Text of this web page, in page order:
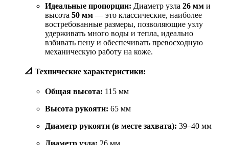
Идеальные пропорции: Диаметр узла 26 мм и
высота 50 мм — это классические, наиболее
востребованные размеры, позволяющие узлу
удерживать много воды и тепла, идеально
взбивать пену и обеспечивать превосходную
механическую работу на коже.
📐 Технические характеристики:
Общая высота: 115 мм
Высота рукояти: 65 мм
Диаметр рукояти (в месте захвата): 39–40 мм